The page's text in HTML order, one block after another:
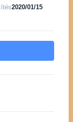
2020/01/15